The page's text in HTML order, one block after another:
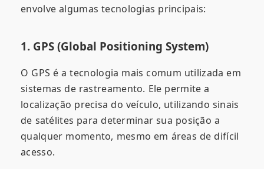
envolve algumas tecnologias principais:
1. GPS (Global Positioning System)
O GPS é a tecnologia mais comum utilizada em
sistemas de rastreamento. Ele permite a
localização precisa do veículo, utilizando sinais
de satélites para determinar sua posição a
qualquer momento, mesmo em áreas de difícil
acesso.